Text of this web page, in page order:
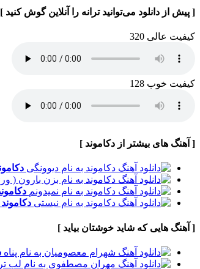
[ پیش از دانلود می‌توانید ترانه را آنلاین گوش کنید ]
کیفیت عالی 320
کیفیت خوب 128
[ آهنگ های بیشتر از دکاموند ]
دکاموند
[ آهنگ هایی که شاید خوشتان بیاید ]